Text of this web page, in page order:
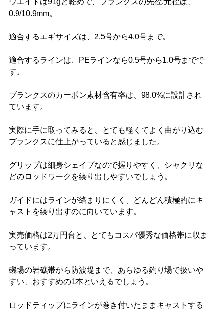
ウエイトは91gと軽めで、ブランクスの先径/元径は、
0.9/10.9mm。
適合するエギサイズは、2.5号から4.0号まで。
適合するラインは、PEラインなら0.5号から1.0号までで
す。
ブランクスのカーボン素材含有率は、98.0%に設計され
ています。
実際に手に取ってみると、とても軽くてよく曲がり込む
ブランクスに仕上がっていると感じました。
グリップは細身シェイプなので握りやすく、シャクリな
どのロッドワークを繰り出しやすいでしょう。
ガイドにはラインが絡まりにくく、どんどん積極的にキ
ャストを繰り出すのに向いています。
実売価格は2万円台と、とてもコスパ優秀な価格帯に収ま
っています。
磯場の岩礁帯から防波堤まで、あらゆる釣り場で扱いや
すい、おすすめの1本といえるでしょう。
ロッドティップにラインが巻き付いたままキャストする